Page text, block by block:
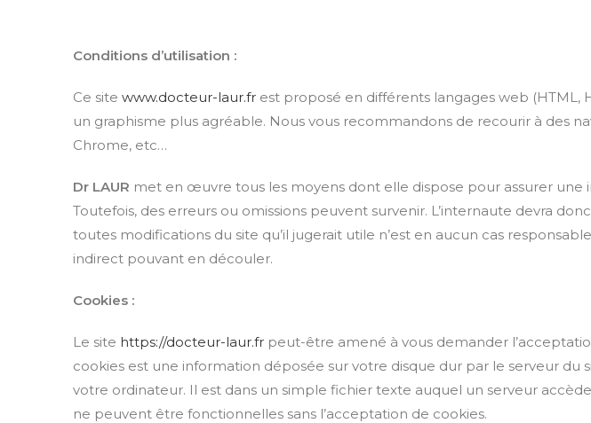
Conditions d’utilisation :
Ce site www.docteur-laur.fr est proposé en différents langages web (HTML,
un graphisme plus agréable. Nous vous recommandons de recourir à des
Chrome, etc…
Dr LAUR met en œuvre tous les moyens dont elle dispose pour assurer
Toutefois, des erreurs ou omissions peuvent survenir. L’internaute devra
toutes modifications du site qu’il jugerait utile n’est en aucun cas
indirect pouvant en découler.
Cookies :
Le site https://docteur-laur.fr peut-être amené à vous demander
cookies est une information déposée sur votre disque dur par le serveur du
votre ordinateur. Il est dans un simple fichier texte auquel un serveur
ne peuvent être fonctionnelles sans l’acceptation de cookies.